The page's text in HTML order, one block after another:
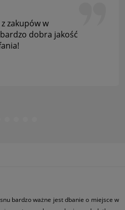
zakupów w
dobra jakość
bardzo ważne jest dbanie o miejsce w